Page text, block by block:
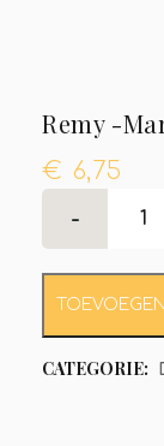
Remy -
€ 6,75
CATEGORIE: